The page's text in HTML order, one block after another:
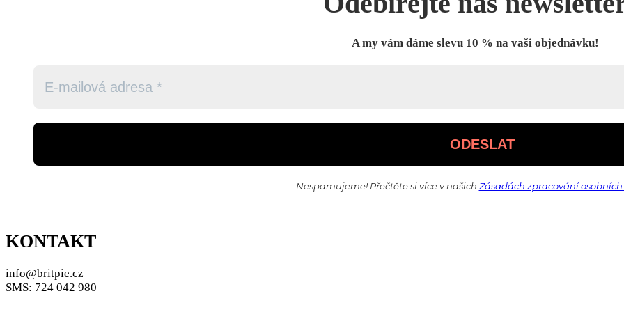
A my vám dáme slevu 10 % na vaši objednávku!
Nespamujeme! Přečtěte si více v našich Zásadách zpracování
KONTAKT
info@britpie.cz
SMS: 724 042 980